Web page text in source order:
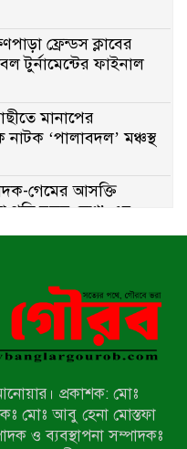
ফ্রেন্ডস ক্লাবের
ফাইনাল
মানাপের
‘পালাবদল’ মঞ্চস্থ
গেমের আসক্তি
গড়ি নতুন দেশ’-এর
খাস জমির রাস্তা দখল,
ইউএনওর হস্তক্ষেপ
পানিতে ডুবে নন্দীগ্রামের
মৃত্যু
প্রকাশক: মোঃ
মোঃ আবু হেনা মোস্তফা
ও ব্যবস্থাপনা সম্পাদকঃ